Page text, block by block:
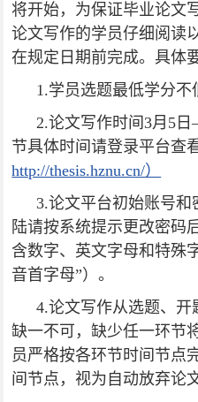
将开始，为保证毕业论文
论文写作的学员仔细阅读
在规定日期前完成。具体
1.学员选题最低学分不
2.论文写作时间3月5
节具体时间请登录平台查
http://thesis.hznu.cn/）
3.论文平台初始账号
陆请按系统提示更改密码
含数字、英文字母和特殊
音首字母”）。
4.论文写作从选题、
缺一不可，缺少任一环节
员严格按各环节时间节点
间节点，视为自动放弃论